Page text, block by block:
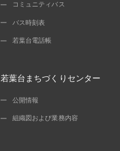
コミュニティバス
バス時刻表
若葉台電話帳
若葉台まちづくりセンター
公開情報
組織図および業務内容